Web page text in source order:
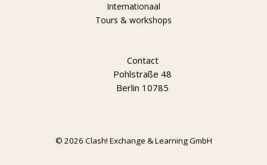
Internationaal
Tours & workshops
Contact
Pohlstraße 48
Berlin 10785
© 2026 Clash! Exchange & Learning GmbH